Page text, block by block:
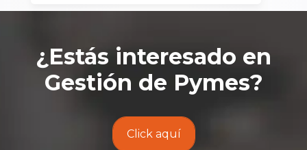
¿Estás interesado en
Gestión de Pymes?
Click aquí